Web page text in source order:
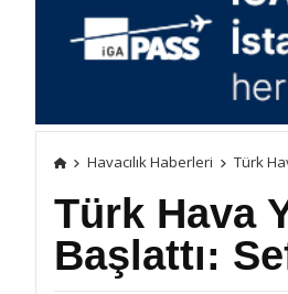
Havacılık Haberleri Türk
Türk Hava
Başlattı: